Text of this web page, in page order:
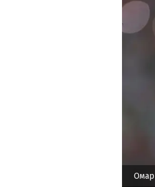
Омар